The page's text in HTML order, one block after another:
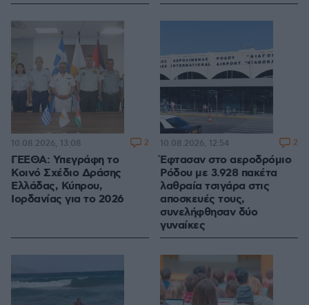
ΓΕΕΘΑ: Υπεγράφη το
Κοινό Σχέδιο Δράσης
Ελλάδας, Κύπρου,
Ιορδανίας για το 2026
10.08.2026, 13:08 2
Έφτασαν στο αεροδρόμιο
Ρόδου με 3.928 πακέτα
λαθραία τσιγάρα στις
αποσκευές τους,
συνελήφθησαν δύο
γυναίκες
10.08.2026, 12:54 2